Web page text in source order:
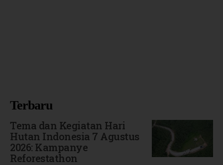
Terbaru
Tema dan Kegiatan Hari
Hutan Indonesia 7 Agustus
2026: Kampanye
Reforestathon